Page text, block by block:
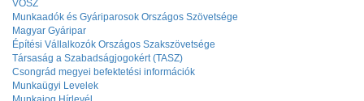
VOSZ
Munkaadók és Gyáriparosok Országos Szövetsége
Magyar Gyáripar
Építési Vállalkozók Országos Szakszövetsége
Társaság a Szabadságjogokért (TASZ)
Csongrád megyei befektetési információk
Munkaügyi Levelek